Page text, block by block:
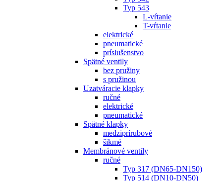
Typ 543
L-vŕtanie
T-vŕtanie
elektrické
pneumatické
príslušenstvo
Spätné ventily
bez pružiny
s pružinou
Uzatváracie klapky
ručné
elektrické
pneumatické
Spätné klapky
medziprírubové
šikmé
Membránové ventily
ručné
Typ 317 (DN65-DN150)
Typ 514 (DN10-DN50)